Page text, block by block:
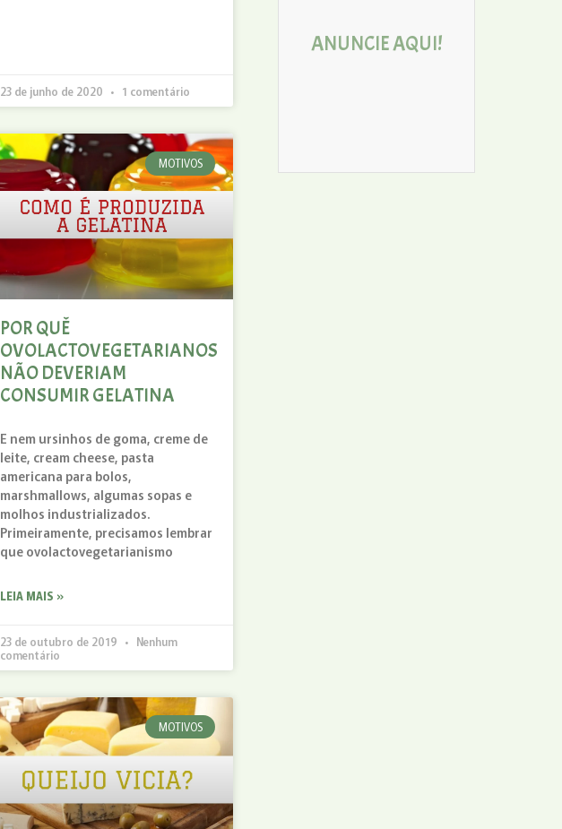
23 de junho de 2020 1 comentário
MOTIVOS
POR QUÊ
OVOLACTOVEGETARIANOS
NÃO DEVERIAM
CONSUMIR GELATINA
E nem ursinhos de goma, creme de
leite, cream cheese, pasta
americana para bolos,
marshmallows, algumas sopas e
molhos industrializados.
Primeiramente, precisamos lembrar
que ovolactovegetarianismo
LEIA MAIS »
23 de outubro de 2019
Nenhum
comentário
MOTIVOS
ANUNCIE AQUI!
Entre em
contato